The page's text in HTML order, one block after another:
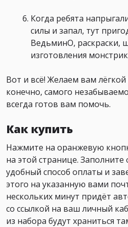
Когда ребята
силы и запал, тут
ВедьминО, раскраски,
изготовления
Вот и всё! Желаем вам
конечно, самого
всегда готов вам помочь.
Как купить
Нажмите на оранжевую
на этой странице.
удобный способ оплаты и
этого на указанную вами
нескольких минут придёт
со ссылкой на ваш личный
из набора будут храниться